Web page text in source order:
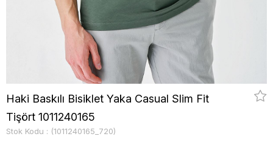
Haki Baskılı Bisiklet Yaka Casual Slim Fit
Tişört 1011240165
Stok Kodu (1011240165_720)